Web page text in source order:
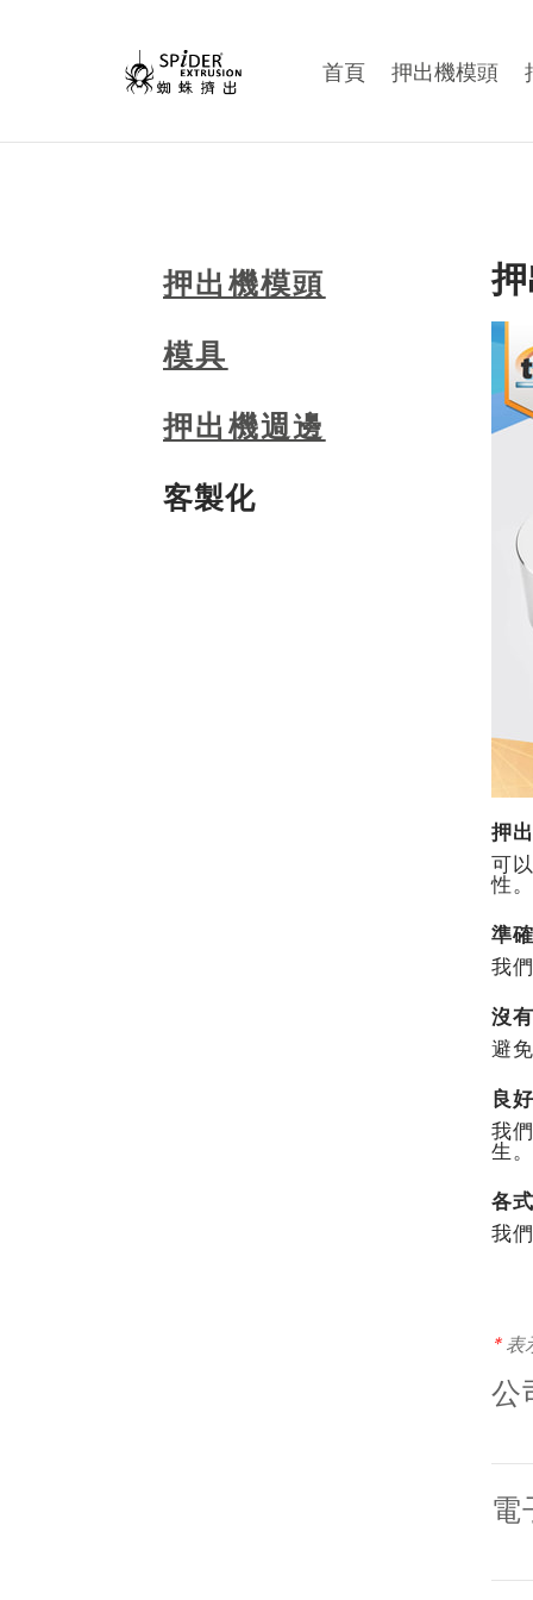
首頁 押出機模頭
押出機模頭
模具
押出機週邊
客製化
押
可
性。
準
我
沒
避
良
我
生。
各
我
*表
公